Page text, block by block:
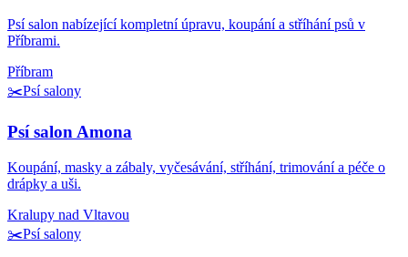
Psí salon nabízející kompletní úpravu, koupání a stříhání psů v
Příbrami.
Příbram
✂️Psí salony
Psí salon Amona
Koupání, masky a zábaly, vyčesávání, stříhání, trimování a péče o
drápky a uši.
Kralupy nad Vltavou
✂️Psí salony